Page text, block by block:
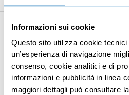
Informazioni sui cookie
Questo sito utilizza cookie tecnici
un’esperienza di navigazione
consenso, cookie analitici e di
informazioni e pubblicità in linea
maggiori dettagli può consultare
Il corso in 5 minuti